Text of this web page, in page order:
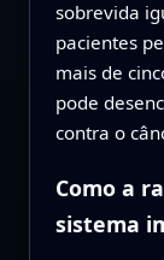
sobrevida
pacientes
mais de
pode
contra o
Como a
sistema